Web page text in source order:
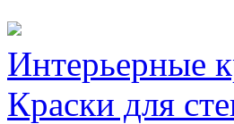
Интерьерные
Краски для